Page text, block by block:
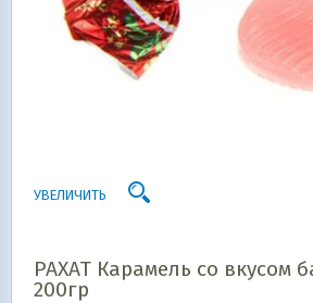
УВЕЛИЧИТЬ
РАХАТ Карамель со вкусом
200гр